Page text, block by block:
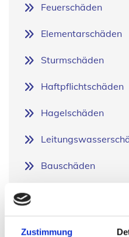
Zustimmung
Feuerschäden
Elementarschäden
Sturmschäden
Haftpflichtschäden
Hagelschäden
Bauschäden